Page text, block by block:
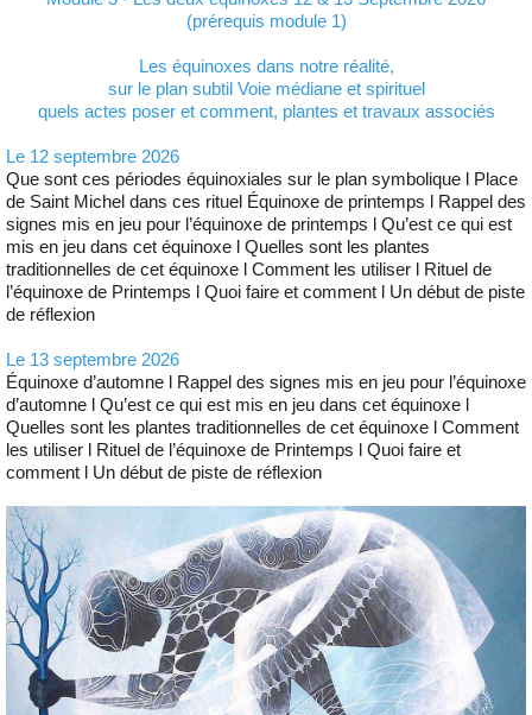
(prérequis module 1)
Les équinoxes dans notre réalité,
sur le plan subtil Voie médiane et spirituel
quels actes poser et comment, plantes et travaux associés
Le 12 septembre 2026
Que sont ces périodes équinoxiales sur le plan symbolique l Place
de Saint Michel dans ces rituel Équinoxe de printemps l Rappel des
signes mis en jeu pour l’équinoxe de printemps l Qu’est ce qui est
mis en jeu dans cet équinoxe l Quelles sont les plantes
traditionnelles de cet équinoxe l Comment les utiliser l Rituel de
l’équinoxe de Printemps l Quoi faire et comment l Un début de piste
de réflexion
Le 13 septembre 2026
Équinoxe d’automne l Rappel des signes mis en jeu pour l’équinoxe
d’automne l Qu’est ce qui est mis en jeu dans cet équinoxe l
Quelles sont les plantes traditionnelles de cet équinoxe l Comment
les utiliser l Rituel de l’équinoxe de Printemps l Quoi faire et
comment l Un début de piste de réflexion